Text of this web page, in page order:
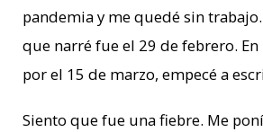
pandemia y me quedé sin
que narré fue el 29 de febrero.
por el 15 de marzo, empecé a
Siento que fue una fiebre. Me